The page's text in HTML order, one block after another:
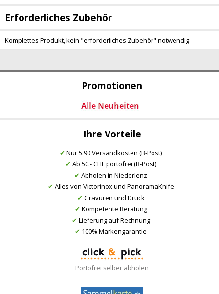
Promotionen
Ihre Vorteile
✔ Nur 5.90 Versandkosten (B-Post)
✔ Ab 50.- CHF portofrei (B-Post)
✔ Abholen in Niederlenz
✔ Alles von Victorinox und PanoramaKnife
✔ Gravuren und Druck
✔ Kompetente Beratung
✔ Lieferung auf Rechnung
✔ 100% Markengarantie
Portofrei selber abholen
Erforderliches Zubehör
Komplettes Produkt, kein "erforderliches Zubehör" notwendig